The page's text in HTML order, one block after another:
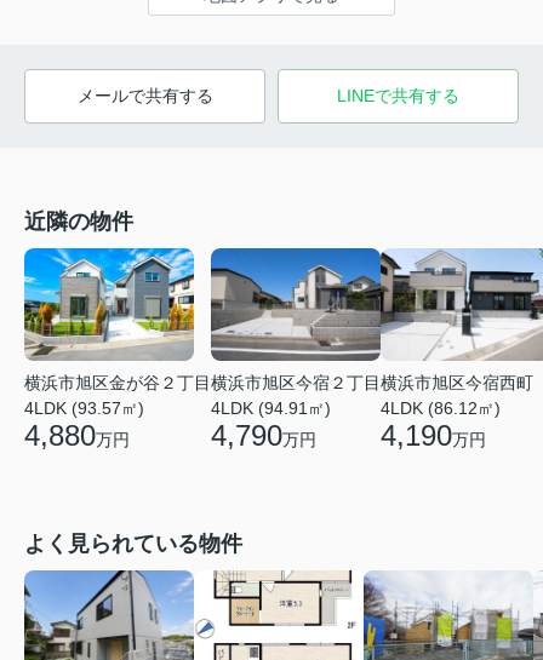
メールで共有する LINEで共有する
近隣の物件
横浜市旭区金が谷２丁目
4LDK (93.57㎡)
4,880万円
横浜市旭区今宿２丁目
4LDK (94.91㎡)
4,790万円
横浜市旭区今宿西町
4LDK (86.12㎡)
4,190万円
よく見られている物件